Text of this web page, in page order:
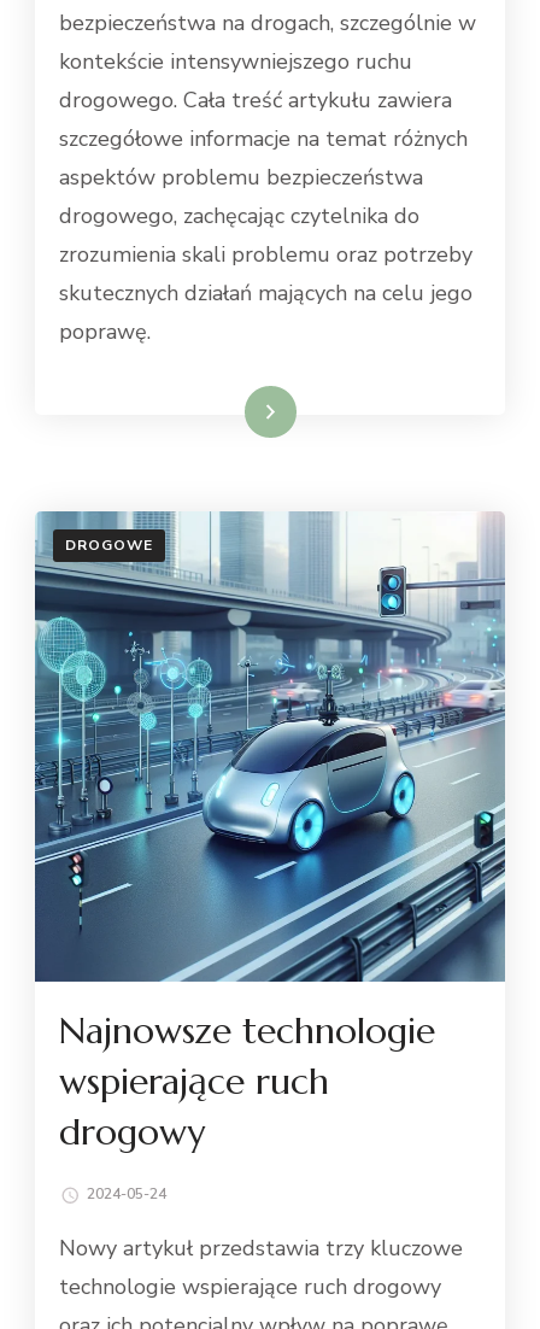
bezpieczeństwa na drogach, szczególnie w
kontekście intensywniejszego ruchu
drogowego. Cała treść artykułu zawiera
szczegółowe informacje na temat różnych
aspektów problemu bezpieczeństwa
drogowego, zachęcając czytelnika do
zrozumienia skali problemu oraz potrzeby
skutecznych działań mających na celu jego
poprawę.
Dowiedz się więcej
DROGOWE
Najnowsze technologie
wspierające ruch
drogowy
2024-05-24
Nowy artykuł przedstawia trzy kluczowe
technologie wspierające ruch drogowy